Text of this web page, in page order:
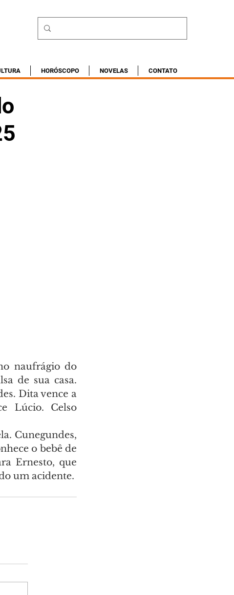
HORÓSCOPO NOVELAS CONTATO
naufrágio do
de sua casa.
Dita vence a
Lúcio. Celso
Cunegundes,
o bebê de
Ernesto, que
um acidente.